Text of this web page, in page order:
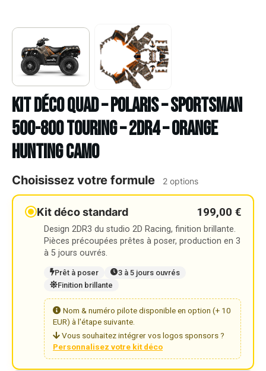
Kit déco Quad – POLARIS – SPORTSMAN
500-800 TOURING – 2DR4 – ORANGE
HUNTING CAMO
Choisissez votre formule 2 options
Kit déco standard 199,00 €
Design 2DR3 du studio 2D Racing, finition brillante.
Pièces précoupées prêtes à poser, production en 3
à 5 jours ouvrés.
Prêt à poser
3 à 5 jours ouvrés
Finition brillante
Nom & numéro pilote disponible en option (+ 10
EUR) à l'étape suivante.
Vous souhaitez intégrer vos logos sponsors ?
Personnalisez votre kit déco